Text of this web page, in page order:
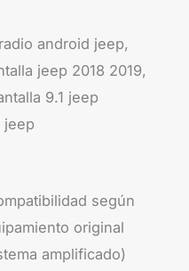
android jeep,
jeep 2018 2019,
9.1 jeep
jeep
según
original
amplificado)